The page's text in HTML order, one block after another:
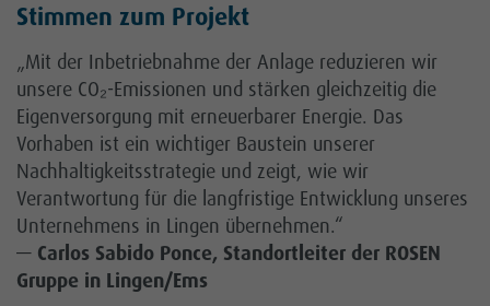
Stimmen zum Projekt
„Mit der Inbetriebnahme der Anlage reduzieren wir
unsere CO₂-Emissionen und stärken gleichzeitig die
Eigenversorgung mit erneuerbarer Energie. Das
Vorhaben ist ein wichtiger Baustein unserer
Nachhaltigkeitsstrategie und zeigt, wie wir
Verantwortung für die langfristige Entwicklung unseres
Unternehmens in Lingen übernehmen.“
— Carlos Sabido Ponce, Standortleiter der ROSEN
Gruppe in Lingen/Ems